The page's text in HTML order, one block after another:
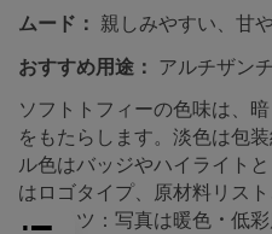
ムード： 親しみやすい、甘
おすすめ用途： アルチザン
ソフトトフィーの色味は、
をもたらします。淡色は包
ル色はバッジやハイライト
はロゴタイプ、原材料リス
す。コツ：写真は暖色・低